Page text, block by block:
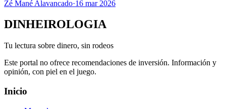
Zé Mané Alavancado·16 mar 2026
DINHEIROLOGIA
Tu lectura sobre dinero, sin rodeos
Este portal no ofrece recomendaciones de inversión. Información y
opinión, con piel en el juego.
Inicio